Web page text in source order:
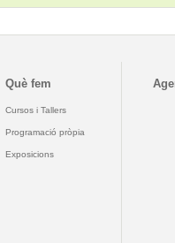
Què fem
Cursos i Tallers
Programació pròpia
Exposicions